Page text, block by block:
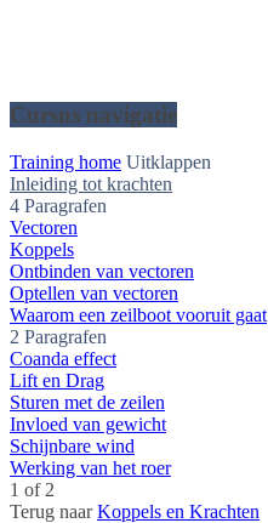
Cursus navigatie
Training home Uitklappen
Inleiding tot krachten
4 Paragrafen
Vectoren
Koppels
Ontbinden van vectoren
Optellen van vectoren
Waarom een zeilboot vooruit gaat
2 Paragrafen
Coanda effect
Lift en Drag
Sturen met de zeilen
Invloed van gewicht
Schijnbare wind
Werking van het roer
1 of 2
Terug naarKoppels en Krachten